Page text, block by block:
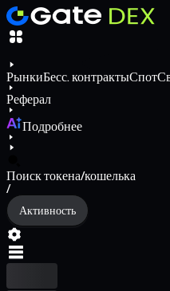
РынкиБесс. контрактыСпот
Реферал
Подробнее
Поиск токена/кошелька
/
Активность